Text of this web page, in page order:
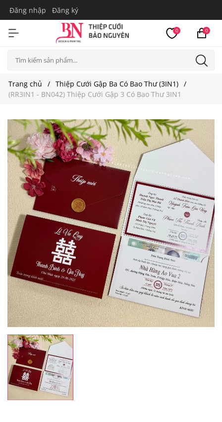
Đăng nhập Đăng ký
0 0
Trang chủ
Thiệp Cưới Gập Ba Có Bao Thư (3IN1)
(RR3IN1 - BN042) Thiệp Cưới Gập 3 Có Bao Thư 3IN1